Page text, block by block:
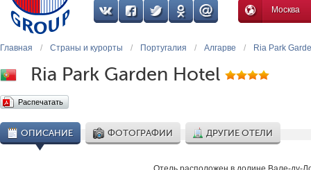
Москва
Главная / Страны и курорты / Португалия / Алгарве / Ria Park
Ria Park Garden Hotel
Распечатать
ОПИСАНИЕ ФОТОГРАФИИ ДРУГИЕ ОТЕЛИ